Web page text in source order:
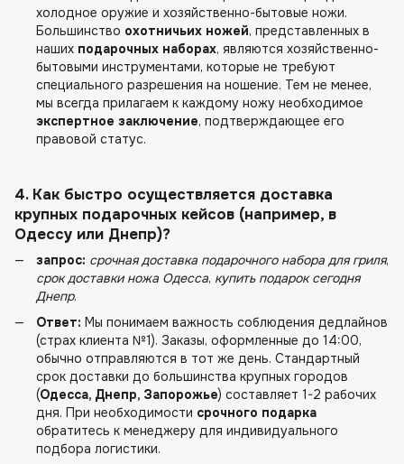
холодное оружие и хозяйственно-бытовые ножи.
Большинство охотничьих ножей, представленных в
наших подарочных наборах, являются хозяйственно-
бытовыми инструментами, которые не требуют
специального разрешения на ношение. Тем не менее,
мы всегда прилагаем к каждому ножу необходимое
экспертное заключение, подтверждающее его
правовой статус.
4. Как быстро осуществляется доставка
крупных подарочных кейсов (например, в
Одессу или Днепр)?
запрос: срочная доставка подарочного набора для гриля,
срок доставки ножа Одесса, купить подарок сегодня
Днепр.
Ответ: Мы понимаем важность соблюдения дедлайнов
(страх клиента №1). Заказы, оформленные до 14:00,
обычно отправляются в тот же день. Стандартный
срок доставки до большинства крупных городов
(Одесса, Днепр, Запорожье) составляет 1-2 рабочих
дня. При необходимости срочного подарка
обратитесь к менеджеру для индивидуального
подбора логистики.